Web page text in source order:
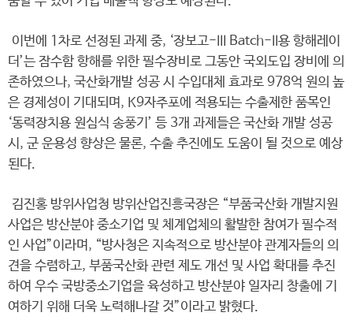
이번에 1차로 선정된 과제 중, ‘장보고-III Batch-II용 항해레이
더’는 잠수함 항해를 위한 필수장비로 그동안 국외도입 장비에 의
존하였으나, 국산화개발 성공 시 수입대체 효과로 978억 원의 높
은 경제성이 기대되며, K9자주포에 적용되는 수출제한 품목인
‘동력장치용 원심식 송풍기’ 등 3개 과제들은 국산화 개발 성공
시, 군 운용성 향상은 물론, 수출 추진에도 도움이 될 것으로 예상
된다.
김진홍 방위사업청 방위산업진흥국장은 “부품국산화 개발지원
사업은 방산분야 중소기업 및 체계업체의 활발한 참여가 필수적
인 사업”이라며, “방사청은 지속적으로 방산분야 관계자들의 의
견을 수렴하고, 부품국산화 관련 제도 개선 및 사업 확대를 추진
하여 우수 국방중소기업을 육성하고 방산분야 일자리 창출에 기
여하기 위해 더욱 노력해나갈 것”이라고 밝혔다.